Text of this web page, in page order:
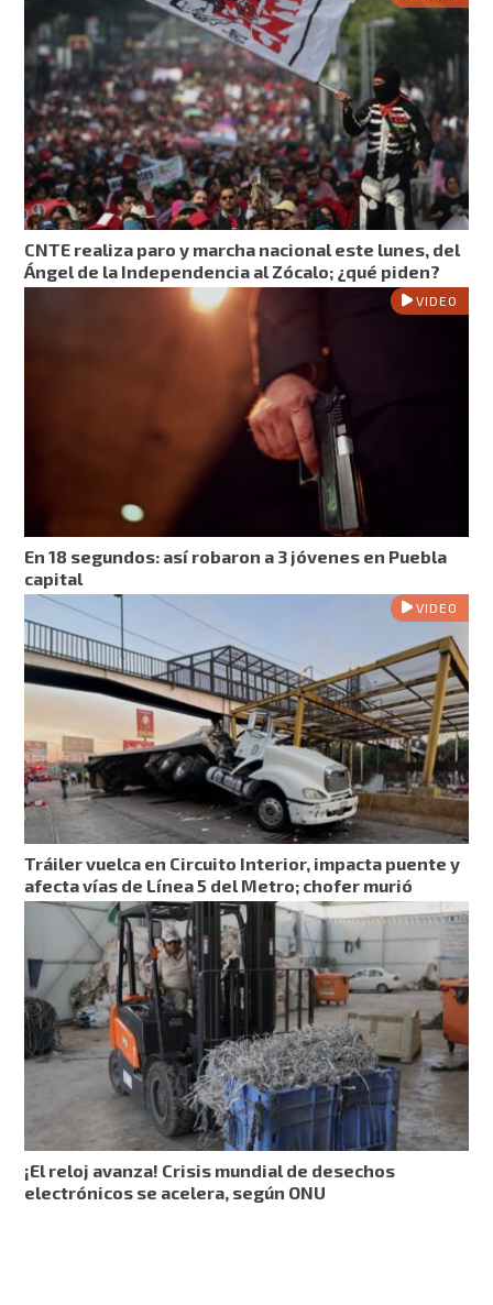
CNTE realiza paro y marcha nacional este lunes, del
Ángel de la Independencia al Zócalo; ¿qué piden?
VIDEO
En 18 segundos: así robaron a 3 jóvenes en Puebla
capital
VIDEO
Tráiler vuelca en Circuito Interior, impacta puente y
afecta vías de Línea 5 del Metro; chofer murió
¡El reloj avanza! Crisis mundial de desechos
electrónicos se acelera, según ONU